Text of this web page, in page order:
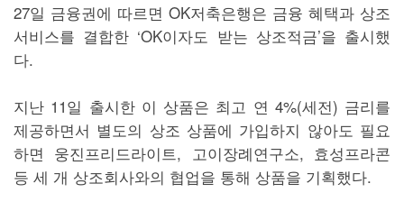
27일 금융권에 따르면 OK저축은행은 금융 혜택과 상조
서비스를 결합한 ‘OK이자도 받는 상조적금’을 출시했
다.
지난 11일 출시한 이 상품은 최고 연 4%(세전) 금리를
제공하면서 별도의 상조 상품에 가입하지 않아도 필요
하면 웅진프리드라이트, 고이장례연구소, 효성프라콘
등 세 개 상조회사와의 협업을 통해 상품을 기획했다.